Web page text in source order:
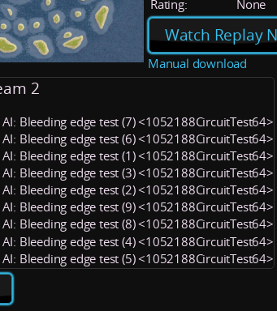
Rating:
None
Watch Replay
Manual download
2
AI: Bleeding edge test (7) <1052188CircuitTest64>
AI: Bleeding edge test (6) <1052188CircuitTest64>
AI: Bleeding edge test (1) <1052188CircuitTest64>
AI: Bleeding edge test (3) <1052188CircuitTest64>
AI: Bleeding edge test (2) <1052188CircuitTest64>
AI: Bleeding edge test (9) <1052188CircuitTest64>
AI: Bleeding edge test (8) <1052188CircuitTest64>
AI: Bleeding edge test (4) <1052188CircuitTest64>
AI: Bleeding edge test (5) <1052188CircuitTest64>